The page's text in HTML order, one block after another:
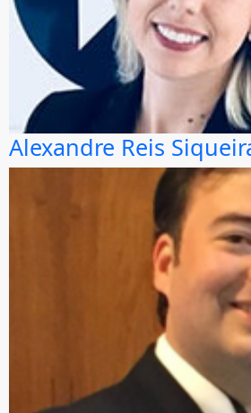
Alexandre Reis